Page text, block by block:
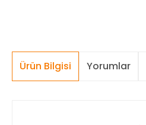
Ürün Bilgisi Yorumlar